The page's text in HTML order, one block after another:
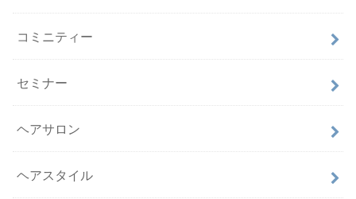
コミニティー
セミナー
ヘアサロン
ヘアスタイル